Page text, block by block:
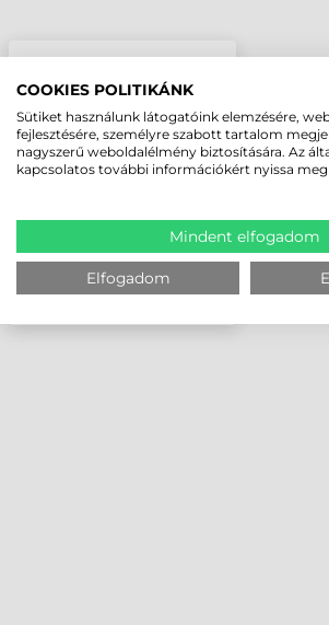
4 ESZKÖZHÖZ,
RFD8500 SLED + TC55
ADATGYŰJTŐ
COOKIES POLITIKÁNK
Sütiket használunk látogatóink elemzésére,
fejlesztésére, személyre szabott tartalom
nagyszerű weboldalélmény biztosítására. Az
kapcsolatos további információkért nyissa
Mindent elfogadom
Elfogadom